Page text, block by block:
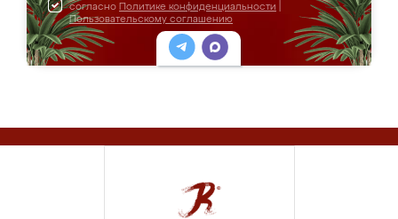
согласно Политике конфиденциальности
Пользовательскому соглашению